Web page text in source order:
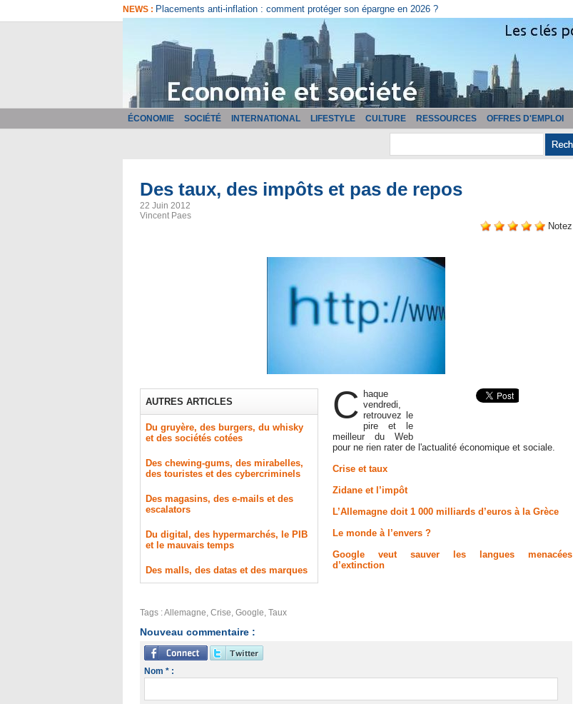
NEWS : Comment bien choisir son logiciel de facturation ?
ÉCONOMIE SOCIÉTÉ INTERNATIONAL LIFESTYLE CULTURE RESSOURCES OFFRES D'EMPLOI
Des taux, des impôts et pas de repos
22 Juin 2012
Vincent Paes
Notez
AUTRES ARTICLES
Du gruyère, des burgers, du whisky
et des sociétés cotées
Des chewing-gums, des mirabelles,
des touristes et des cybercriminels
Des magasins, des e-mails et des
escalators
Du digital, des hypermarchés, le PIB
et le mauvais temps
Des malls, des datas et des marques
C haque
vendredi,
retrouvez le
pire et le
meilleur du Web
pour ne rien rater de l'actualité économique et sociale.
Crise et taux
Zidane et l’impôt
L’Allemagne doit 1 000 milliards d’euros à la Grèce
Le monde à l’envers ?
Google veut sauver les langues menacées
d’extinction
Tags :Allemagne, Crise, Google, Taux
Nouveau commentaire :
Nom * :